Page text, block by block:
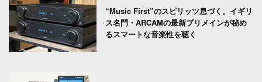
“Music First”のスピリッツ息づく。イギリ
ス名門・ARCAMの最新プリメインが秘め
るスマートな音楽性を聴く